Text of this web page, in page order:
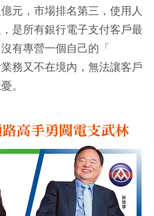
元，市場排名第三，使用人
是所有銀行電子支付客戶最
有專營一個自己的「
務又不在境內，無法讓客戶
。